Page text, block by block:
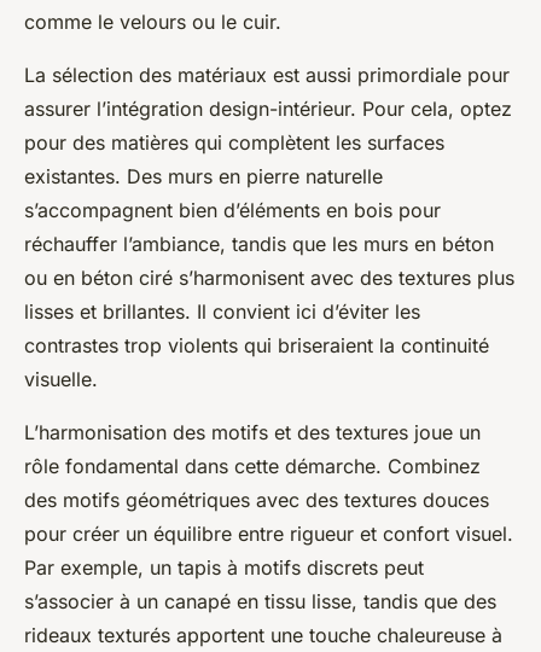
comme le velours ou le cuir.
La sélection des matériaux est aussi primordiale pour
assurer l’intégration design-intérieur. Pour cela, optez
pour des matières qui complètent les surfaces
existantes. Des murs en pierre naturelle
s’accompagnent bien d’éléments en bois pour
réchauffer l’ambiance, tandis que les murs en béton
ou en béton ciré s’harmonisent avec des textures plus
lisses et brillantes. Il convient ici d’éviter les
contrastes trop violents qui briseraient la continuité
visuelle.
L’harmonisation des motifs et des textures joue un
rôle fondamental dans cette démarche. Combinez
des motifs géométriques avec des textures douces
pour créer un équilibre entre rigueur et confort visuel.
Par exemple, un tapis à motifs discrets peut
s’associer à un canapé en tissu lisse, tandis que des
rideaux texturés apportent une touche chaleureuse à